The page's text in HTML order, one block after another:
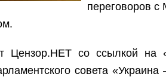
переговоров
Цензор.НЕТсо ссылкой на
совета